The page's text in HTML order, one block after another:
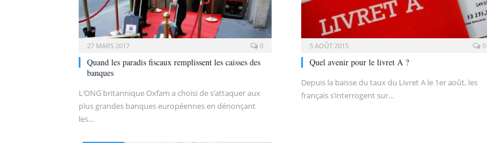
27 MARS 2017 0
Quand les paradis fiscaux remplissent les caisses des
banques
L’ONG britannique Oxfam a choisi de s’attaquer aux
plus grandes banques européennes en dénonçant
les…
5 AOÛT 2015 0
Quel avenir pour le livret A ?
Depuis la baisse du taux du Livret A le 1er août, les
français s’interrogent sur…